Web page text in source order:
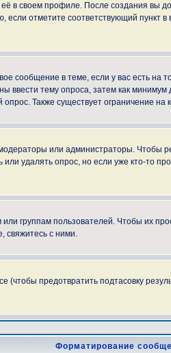
в своем профиле. После создания вы
отметите соответствующий
сообщение в теме, если у вас есть
ввести тему опроса, затем как
Также существует ограничение
или администраторы. Чтобы
или удалять опрос, но если уже кто-
группам пользователей. Чтобы их
свяжитесь с ними.
(чтобы предотвратить подтасовку
Форматирование